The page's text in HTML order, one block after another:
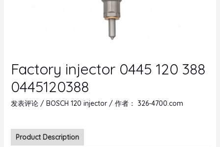
Factory injector 0445 120 388
0445120388
发表评论 / BOSCH 120 injector/ 作者： 326-4700.com
Product Description